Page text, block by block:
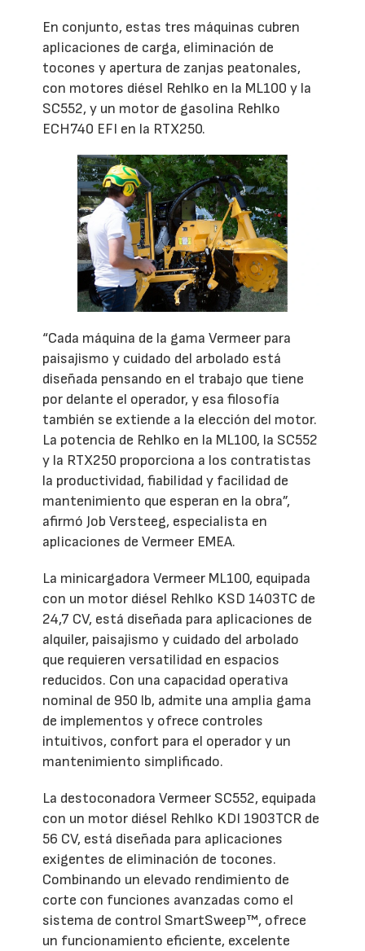
En conjunto, estas tres máquinas cubren
aplicaciones de carga, eliminación de
tocones y apertura de zanjas peatonales,
con motores diésel Rehlko en la ML100 y la
SC552, y un motor de gasolina Rehlko
ECH740 EFI en la RTX250.
“Cada máquina de la gama Vermeer para
paisajismo y cuidado del arbolado está
diseñada pensando en el trabajo que tiene
por delante el operador, y esa filosofía
también se extiende a la elección del motor.
La potencia de Rehlko en la ML100, la SC552
y la RTX250 proporciona a los contratistas
la productividad, fiabilidad y facilidad de
mantenimiento que esperan en la obra”,
afirmó Job Versteeg, especialista en
aplicaciones de Vermeer EMEA.
La minicargadora Vermeer ML100, equipada
con un motor diésel Rehlko KSD 1403TC de
24,7 CV, está diseñada para aplicaciones de
alquiler, paisajismo y cuidado del arbolado
que requieren versatilidad en espacios
reducidos. Con una capacidad operativa
nominal de 950 lb, admite una amplia gama
de implementos y ofrece controles
intuitivos, confort para el operador y un
mantenimiento simplificado.
La destoconadora Vermeer SC552, equipada
con un motor diésel Rehlko KDI 1903TCR de
56 CV, está diseñada para aplicaciones
exigentes de eliminación de tocones.
Combinando un elevado rendimiento de
corte con funciones avanzadas como el
sistema de control SmartSweep™, ofrece
un funcionamiento eficiente, excelente